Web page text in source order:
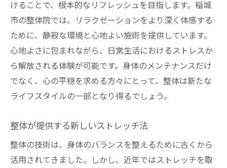
けることで、根本的なリフレッシュを目指します。稲城
市の整体院では、リラクゼーションをより深く体感する
ために、静寂な環境と心地よい施術を提供しています。
心地よさに包まれながら、日常生活におけるストレスか
ら解放される体験が可能です。身体のメンテナンスだけ
でなく、心の平穏を求める方々にとって、整体は新たな
ライフスタイルの一部となり得るでしょう。
整体が提供する新しいストレッチ法
整体の技術は、身体のバランスを整えるために古くから
活用されてきました。しかし、近年ではストレッチを取